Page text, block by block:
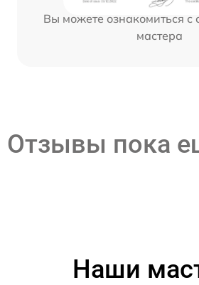
Вы можете ознакомиться с
мастера
Отзывы пока
Наши